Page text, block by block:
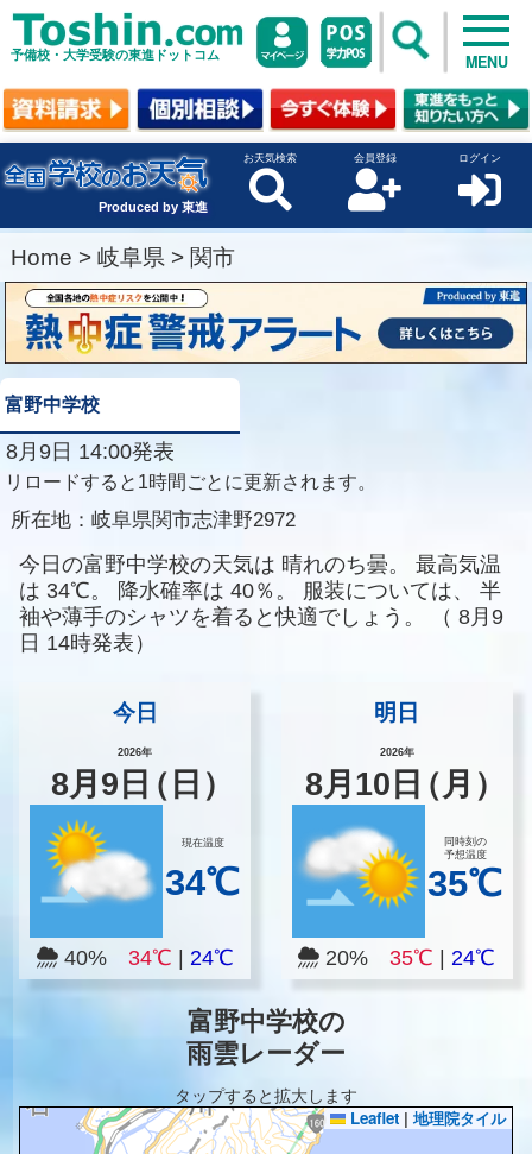
予備校・大学受験の東進ドットコム MENU
Produced by 東進
お天気検索 会員登録 ログイン
Home > 岐阜県 > 関市
富野中学校
8月9日 14:00発表
リロードすると1時間ごとに更新されます。
所在地： 岐阜県関市志津野2972
今日の富野中学校の天気は 晴れのち曇。
最高気温
は 34℃。 降水確率は 40％。 服装については、
半
袖や薄手のシャツを着ると快適でしょう。
（ 8月9
日 14時発表）
今日
2026年
8月 9 日（日）
現在温度
34℃
40% 34℃ 24℃
明日
2026年
8月 10 日（月）
同時刻の
予想温度
35℃
20%35℃ |24℃
富野中学校の
雨雲レーダー
タップすると拡大します
Leaflet | 地理院タイル